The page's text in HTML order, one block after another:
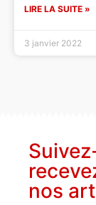
LIRE LA SUITE »
3 janvier 2022
nos